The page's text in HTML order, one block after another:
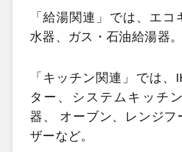
「給湯関連」では、エ
水器、ガス・石油給湯器。
「キッチン関連」では
ター、システムキッチ
器、 オーブン、レンジフ
ザーなど。